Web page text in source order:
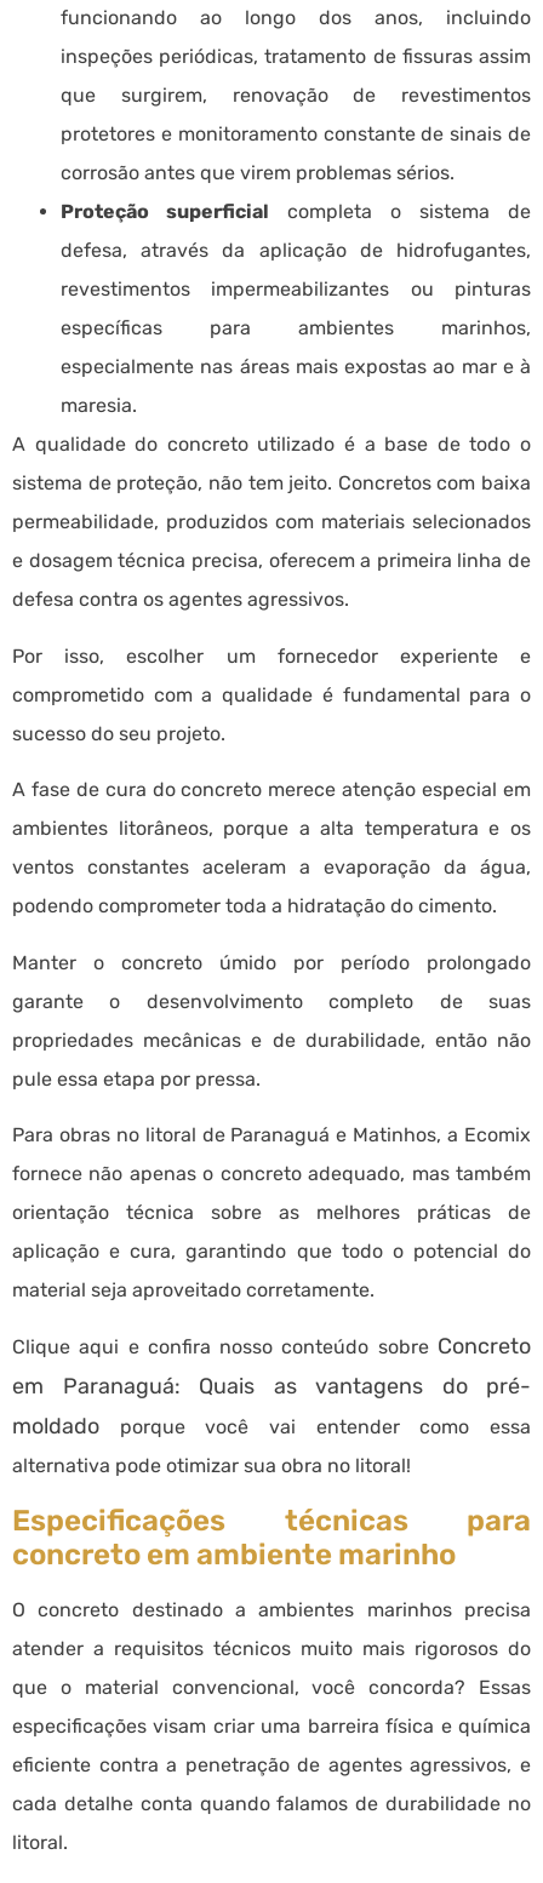
funcionando ao longo dos anos, incluindo
inspeções periódicas, tratamento de fissuras assim
que surgirem, renovação de revestimentos
protetores e monitoramento constante de sinais de
corrosão antes que virem problemas sérios.
Proteção superficial completa o sistema de
defesa, através da aplicação de hidrofugantes,
revestimentos impermeabilizantes ou pinturas
específicas para ambientes marinhos,
especialmente nas áreas mais expostas ao mar e à
maresia.
A qualidade do concreto utilizado é a base de todo o
sistema de proteção, não tem jeito. Concretos com baixa
permeabilidade, produzidos com materiais selecionados
e dosagem técnica precisa, oferecem a primeira linha de
defesa contra os agentes agressivos.
Por isso, escolher um fornecedor experiente e
comprometido com a qualidade é fundamental para o
sucesso do seu projeto.
A fase de cura do concreto merece atenção especial em
ambientes litorâneos, porque a alta temperatura e os
ventos constantes aceleram a evaporação da água,
podendo comprometer toda a hidratação do cimento.
Manter o concreto úmido por período prolongado
garante o desenvolvimento completo de suas
propriedades mecânicas e de durabilidade, então não
pule essa etapa por pressa.
Para obras no litoral de Paranaguá e Matinhos, a Ecomix
fornece não apenas o concreto adequado, mas também
orientação técnica sobre as melhores práticas de
aplicação e cura, garantindo que todo o potencial do
material seja aproveitado corretamente.
Clique aqui e confira nosso conteúdo sobre Concreto
em Paranaguá: Quais as vantagens do pré-
moldado porque você vai entender como essa
alternativa pode otimizar sua obra no litoral!
Especificações técnicas para
concreto em ambiente marinho
O concreto destinado a ambientes marinhos precisa
atender a requisitos técnicos muito mais rigorosos do
que o material convencional, você concorda? Essas
especificações visam criar uma barreira física e química
eficiente contra a penetração de agentes agressivos, e
cada detalhe conta quando falamos de durabilidade no
litoral.